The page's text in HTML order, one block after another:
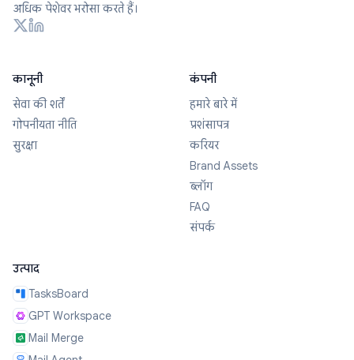
अधिक पेशेवर भरोसा करते हैं।
कानूनी
सेवा की शर्तें
गोपनीयता नीति
सुरक्षा
कंपनी
हमारे बारे में
प्रशंसापत्र
करियर
Brand Assets
ब्लॉग
FAQ
संपर्क
उत्पाद
TasksBoard
GPT Workspace
Mail Merge